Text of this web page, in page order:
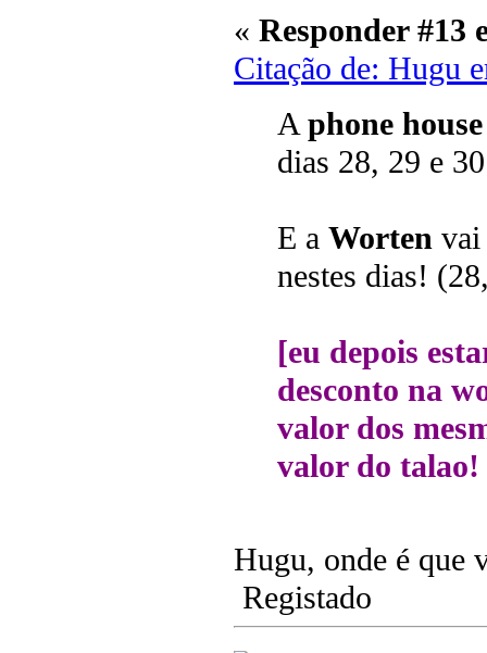
« Responder #13
Citação de: Hugu
Aphone house
dias 28, 29 e
E a Worten vai
nestes dias!
[eu depois
desconto na
valor dos
valor do
Hugu, onde é que
Registado